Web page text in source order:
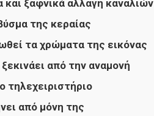
και ξαφνικά αλλαγή καναλιών
της κεραίας
τα χρώματα της εικόνας
από την αναμονή
τηλεχειριστήριο
από μόνη της